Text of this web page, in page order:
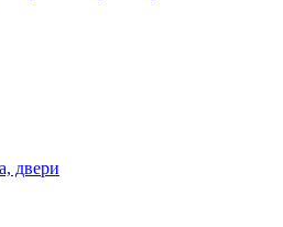
двери